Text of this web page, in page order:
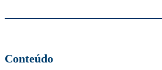
Conteúdo